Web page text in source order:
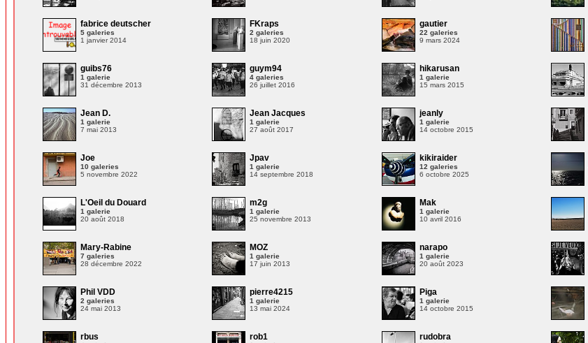
fabrice deutscher
5 galeries
1 janvier 2014
FKraps
2 galeries
18 juin 2020
gautier
22 galeries
9 mars 2024
guibs76
1 galerie
31 décembre 2013
guym94
4 galeries
26 juillet 2016
hikarusan
1 galerie
15 mars 2015
Jean D.
1 galerie
7 mai 2013
Jean Jacques
1 galerie
27 août 2017
jeanly
1 galerie
14 octobre 2015
Joe
10 galeries
5 novembre 2022
Jpav
1 galerie
14 septembre 2018
kikiraider
12 galeries
6 octobre 2025
L'Oeil du Douard
1 galerie
20 août 2018
m2g
1 galerie
25 novembre 2013
Mak
1 galerie
10 avril 2016
Mary-Rabine
7 galeries
28 décembre 2022
MOZ
1 galerie
17 juin 2013
narapo
1 galerie
20 août 2023
Phil VDD
2 galeries
24 mai 2013
pierre4215
1 galerie
13 mai 2024
Piga
1 galerie
14 octobre 2015
rbus rob1 rudobra